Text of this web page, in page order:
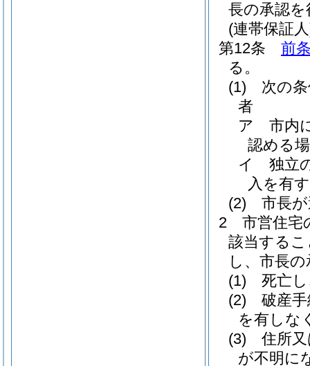
長の承認
(連帯保証
第12条
前
る。
(1)
次の
者
ア
市内
認める
イ
独立
入を有
(2)
市長
2
市営住宅
該当する
し、市長
(1)
死亡
(2)
破産
を有しな
(3)
住所
が不明に